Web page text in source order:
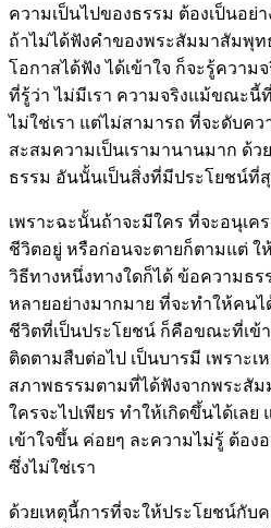
ความเป็นไปของธรรม ต้องเป็นอย่
ถ้าไม่ได้ฟังคำของพระสัมมาสัมพุท
โอกาสได้ฟัง ได้เข้าใจ ก็จะรู้ความ
ที่รู้ว่า ไม่มีเรา ความจริงแม้ขณะนี้
ไม่ใช่เรา แต่ไม่สามารถ ที่จะดับควา
สะสมความเป็นเรามานานมาก ด้ว
ธรรม อันนั้นเป็นสิ่งที่มีประโยชน์ที่
เพราะฉะนั้นถ้าจะมีใคร ที่จะอนุเค
ชีวิตอยู่ หรือก่อนจะตายก็ตามแต่ ใ
วิธีทางหนึ่งทางใดก็ได้ ข้อความธร
หลายอย่างมากมาย ที่จะทำให้คน
ชีวิตที่เป็นประโยชน์ ก็คือขณะที่เข้า
ติดตามสืบต่อไป เป็นบารมี เพราะเ
สภาพธรรมตามที่ได้ฟังจากพระสัม
ใครจะไปเพียร ทำให้เกิดขึ้นได้เล
เข้าใจขึ้น ค่อยๆ ละความไม่รู้ ต้อ
ซึ่งไม่ใช่เรา
ด้วยเหตุนี้การที่จะให้ประโยชน์กับ